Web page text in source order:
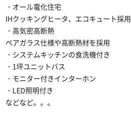
・オール電化住宅
IHクッキングヒータ、エコキュート採用
・高気密高断熱
ペアガラス仕様や高断熱材を採用
・システムキッチンの食洗機付き
・1坪ユニットバス
・モニター付きインターホン
・LED照明付き
などなど。。。